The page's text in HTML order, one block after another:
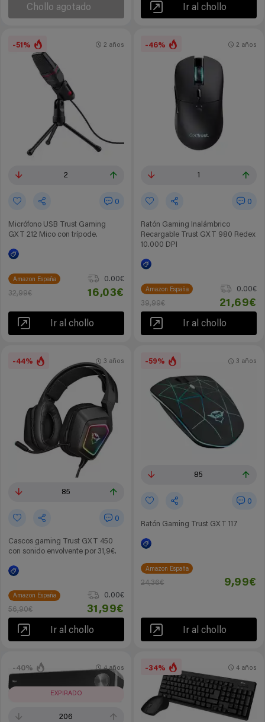
Chollo agotado Ir al chollo
-51%
2
0
Micrófono USB Trust Gaming
GXT 212 Mico con trípode.
2 años
Amazon España
0.00€
32,99€
16,03€
Ir al chollo
-46%
1
0
Ratón Gaming Inalámbrico
Recargable Trust GXT 980 Redex
10.000 DPI
2 años
Amazon España
0.00€
39,99€
21,69€
Ir al chollo
-44%
85
0
Cascos gaming Trust GXT 450
con sonido envolvente por 31,9€.
3 años
Amazon España
0.00€
56,90€
31,99€
Ir al chollo
-59%
85
0
Ratón Gaming Trust GXT 117
3 años
Amazon España
24,36€ 9,99€
Ir al chollo
-40%
EXPIRADO
206
4 años -34% 4 años